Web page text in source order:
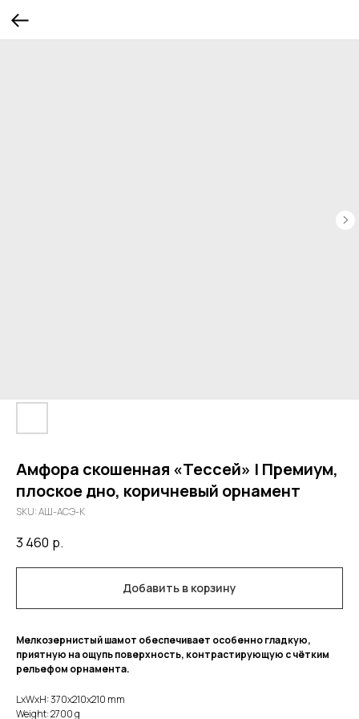
Амфора скошенная «Тессей» | Премиум,
плоское дно, коричневый орнамент
SKU:АШ-АСЭ-К
3 460 р.
Добавить в корзину
Мелкозернистый шамот обеспечивает особенно гладкую,
приятную на ощупь поверхность, контрастирующую с чётким
рельефом орнамента.
LxWxH: 370x210x210 mm
Weight: 2700 g